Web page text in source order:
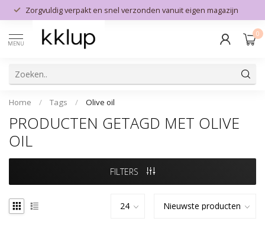
Zorgvuldig verpakt en snel verzonden vanuit eigen magazijn
MENU
0
Home / Tags / Olive oil
PRODUCTEN GETAGD MET OLIVE
OIL
FILTERS